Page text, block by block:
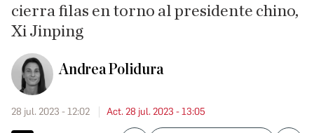
cierra filas en torno al presidente chino,
Xi Jinping
Andrea Polidura
28 jul. 2023 - 12:02 Act. 28 jul. 2023 - 13:05